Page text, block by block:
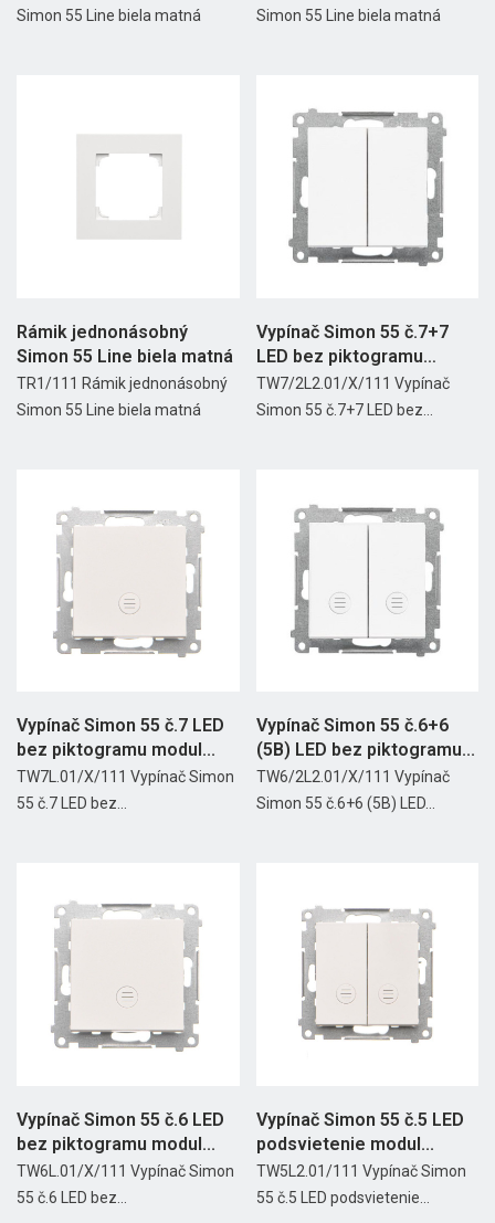
Simon 55 Line biela matná
Simon 55 Line biela matná
Rámik jednonásobný
Simon 55 Line biela matná
TR1/111 Rámik jednonásobný
Simon 55 Line biela matná
Vypínač Simon 55 č.7+7
LED bez piktogramu
modul...
TW7/2L2.01/X/111 Vypínač
Simon 55 č.7+7 LED bez...
Vypínač Simon 55 č.7 LED
bez piktogramu modul...
TW7L.01/X/111 Vypínač Simon
55 č.7 LED bez...
Vypínač Simon 55 č.6+6
(5B) LED bez piktogramu...
TW6/2L2.01/X/111 Vypínač
Simon 55 č.6+6 (5B) LED...
Vypínač Simon 55 č.6 LED
bez piktogramu modul...
TW6L.01/X/111 Vypínač Simon
55 č.6 LED bez...
Vypínač Simon 55 č.5 LED
podsvietenie modul...
TW5L2.01/111 Vypínač Simon
55 č.5 LED podsvietenie...